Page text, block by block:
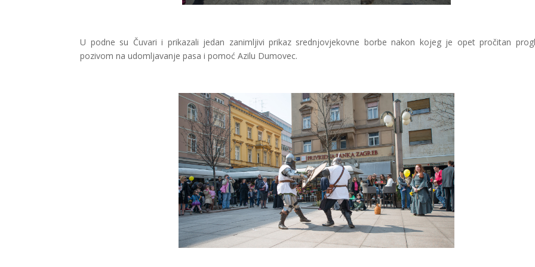
U podne su Čuvari i prikazali jedan zanimljivi prikaz srednjovjekovne borbe nakon kojeg je opet pročitan
pozivom na udomljavanje pasa i pomoć Azilu Dumovec.